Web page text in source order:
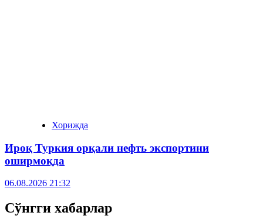
Хорижда
Ироқ Туркия орқали нефть экспортини
оширмоқда
06.08.2026 21:32
Сўнгги хабарлар